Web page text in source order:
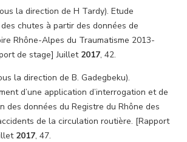
la direction de H Tardy). Etude
chutes à partir des données de
Rhône-Alpes du Traumatisme 2013-
de stage] Juillet 2017, 42.
la direction de B. Gadegbeku).
d’une application d’interrogation et de
des données du Registre du Rhône des
de la circulation routière. [Rapport
2017, 47.